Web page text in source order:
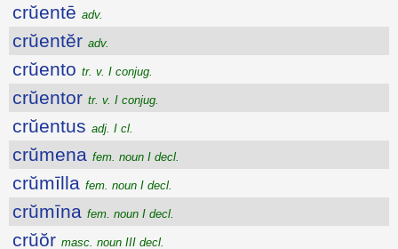
crŭentē adv.
crŭentĕr adv.
crŭento tr. v. I conjug.
crŭentor tr. v. I conjug.
crŭentus adj. I cl.
crŭmena fem. noun I decl.
crŭmīlla fem. noun I decl.
crŭmīna fem. noun I decl.
crŭŏr masc. noun III decl.